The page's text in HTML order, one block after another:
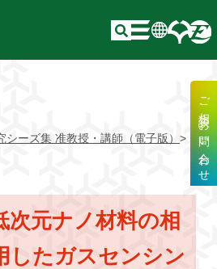
ご相談・お問い合わせ
シーズ集 准教授・講師（電子版） >
元ナノ材料の相
したガスセンシン